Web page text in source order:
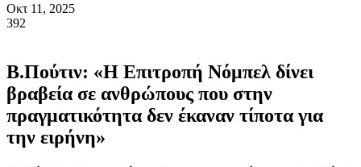
Οκτ 11, 2025
392
Β.Πούτιν: «Η Επιτροπή Νόμπελ δίνει
βραβεία σε ανθρώπους που στην
πραγματικότητα δεν έκαναν τίποτα για
την ειρήνη»